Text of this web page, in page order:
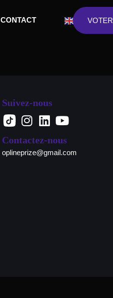
CONTACT VOTER
Suivez-nous
Contactez-nous
oplineprize@gmail.com